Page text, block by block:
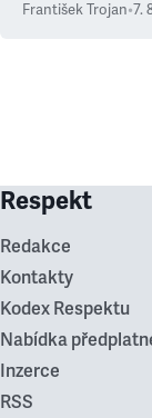
František Trojan•7.
Respekt
Redakce
Kontakty
Kodex Respektu
Nabídka
Inzerce
RSS